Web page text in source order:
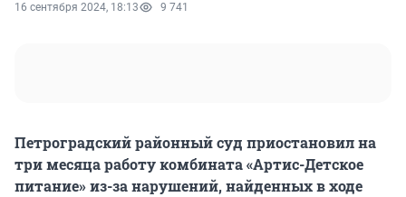
16 сентября 2024, 18:13 9 741
Петроградский районный суд приостановил на
три месяца работу комбината «Артис-Детское
питание» из-за нарушений, найденных в ходе